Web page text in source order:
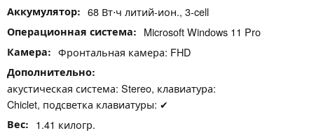
Аккумулятор 68 Вт⋅ч литий-ион., 3-cell
Операционная система Microsoft Windows 11 Pro
Камера Фронтальная камера: FHD
Дополнительно
акустическая система: Stereo, клавиатура:
Chiclet, подсветка клавиатуры: ✔
Вес 1.41 килогр.